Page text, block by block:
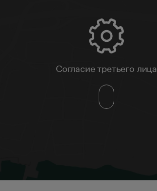
Согласие третьего лица